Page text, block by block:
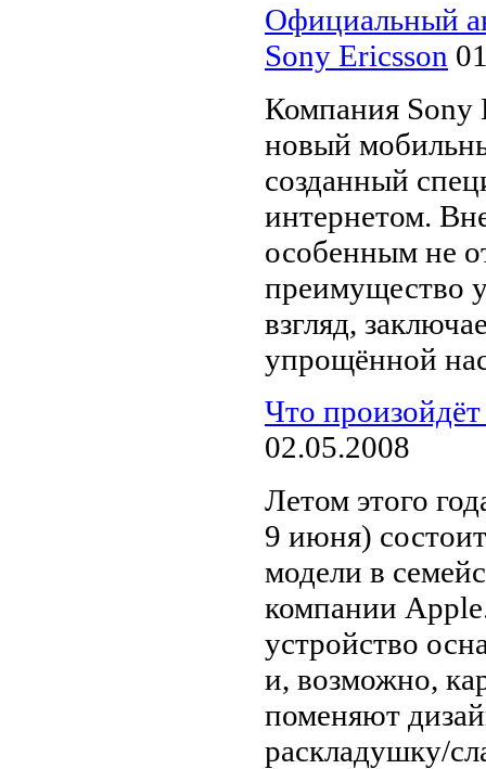
Официальный
Sony Ericsson
Компания Sony
новый
созданный
интернетом.
особенным не
преимущество
взгляд,
упрощённой
Что
02.05.2008
Летом этого
9 июня)
модели в
компании
устройство
и, возможно,
поменяют
раскладушку/